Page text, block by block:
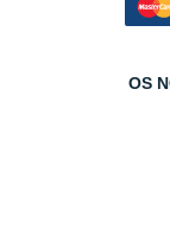
OS